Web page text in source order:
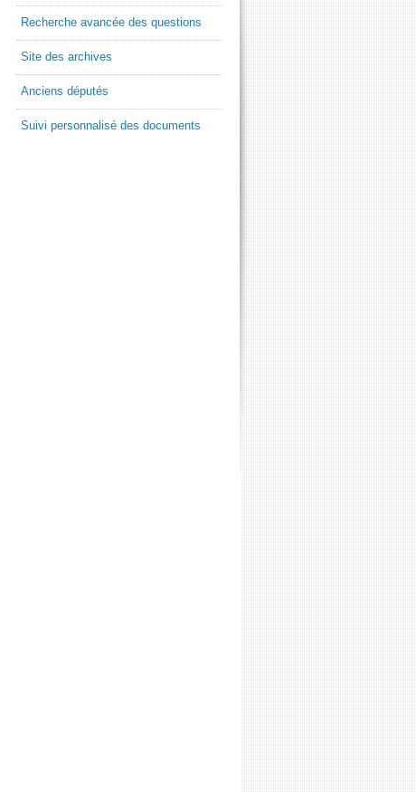
Recherche avancée des questions
Site des archives
Anciens députés
Suivi personnalisé des documents